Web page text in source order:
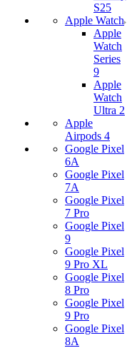
S25
Apple Watch
Apple
Watch
Series
9
Apple
Watch
Ultra 2
Apple
Airpods 4
Google Pixel
6A
Google Pixel
7А
Google Pixel
7 Pro
Google Pixel
9
Google Pixel
9 Pro XL
Google Pixel
8 Pro
Google Pixel
9 Pro
Google Pixel
8A